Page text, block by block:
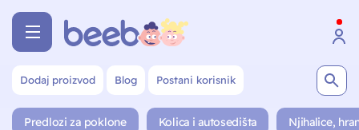
Dodaj proizvod Blog Postani korisnik
Predlozi za poklone Kolica i autosedišta Njihalice,